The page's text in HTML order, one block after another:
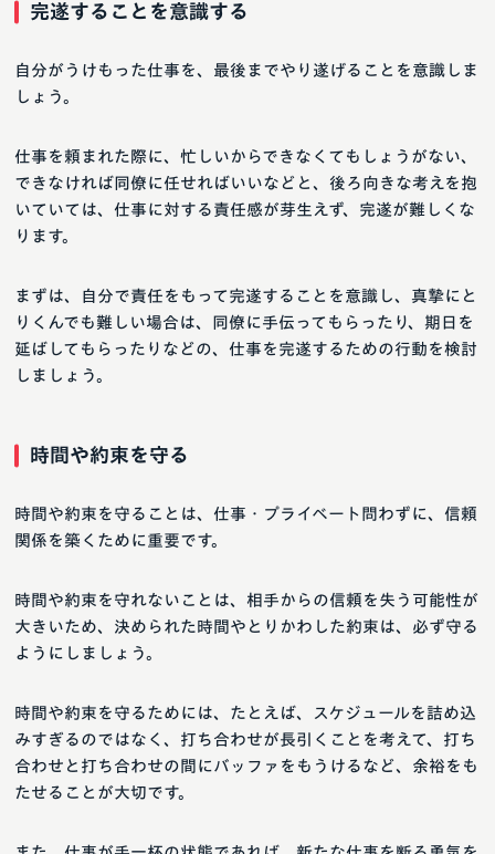
完遂することを意識する
自分がうけもった仕事を、最後までやり遂げることを意識しま
しょう。
仕事を頼まれた際に、忙しいからできなくてもしょうがない、
できなければ同僚に任せればいいなどと、後ろ向きな考えを抱
いていては、仕事に対する責任感が芽生えず、完遂が難しくな
ります。
まずは、自分で責任をもって完遂することを意識し、真摯にと
りくんでも難しい場合は、同僚に手伝ってもらったり、期日を
延ばしてもらったりなどの、仕事を完遂するための行動を検討
しましょう。
時間や約束を守る
時間や約束を守ることは、仕事・プライベート問わずに、信頼
関係を築くために重要です。
時間や約束を守れないことは、相手からの信頼を失う可能性が
大きいため、決められた時間やとりかわした約束は、必ず守る
ようにしましょう。
時間や約束を守るためには、たとえば、スケジュールを詰め込
みすぎるのではなく、打ち合わせが長引くことを考えて、打ち
合わせと打ち合わせの間にバッファをもうけるなど、余裕をも
たせることが大切です。